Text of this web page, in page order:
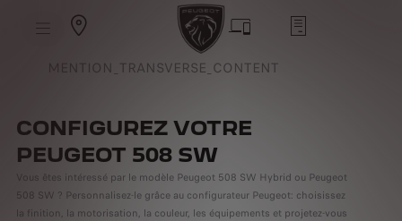
MENTION_TRANSVERSE_CONTENT
CONFIGUREZ VOTRE
PEUGEOT 508 SW
Vous êtes intéressé par le modèle Peugeot 508 SW Hybrid ou Peugeot
508 SW ? Personnalisez-le grâce au configurateur Peugeot: choisissez
la finition, la motorisation, la couleur, les équipements et projetez-vous